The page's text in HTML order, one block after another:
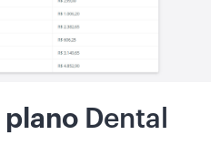
plano Dental